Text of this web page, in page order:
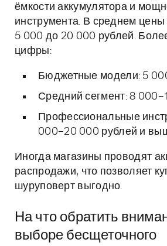
ёмкости аккумулятора и
инструмента. В среднем цены
5 000 до 20 000 рублей.
цифры:
Бюджетные модели: 5
Средний сегмент: 8
Профессиональные
000–20 000 рублей и
Иногда магазины проводят
распродажи, что позволяет
шуруповерт выгодно.
На что обратить
выборе бесщеточного